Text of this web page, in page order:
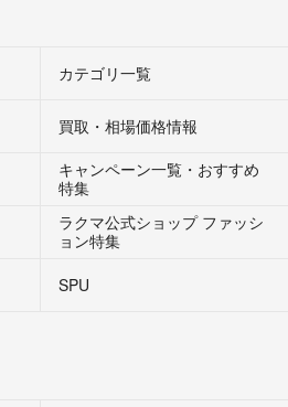
カテゴリ一覧
買取・相場価格情報
キャンペーン一覧・おすすめ
特集
ラクマ公式ショップ ファッシ
ョン特集
SPU